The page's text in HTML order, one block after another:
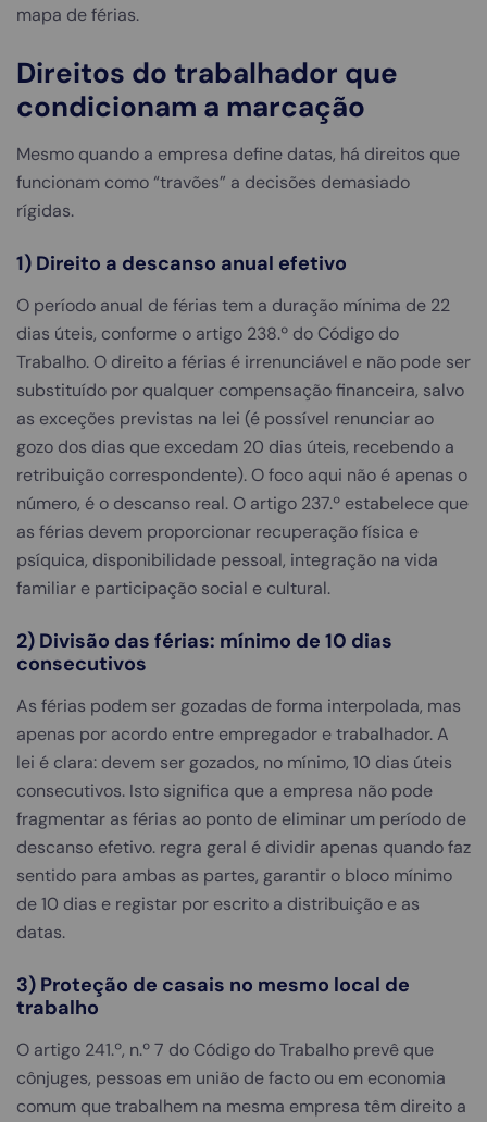
mapa de férias.
Direitos do trabalhador que
condicionam a marcação
Mesmo quando a empresa define datas, há direitos que
funcionam como “travões” a decisões demasiado
rígidas.
1) Direito a descanso anual efetivo
O período anual de férias tem a duração mínima de 22
dias úteis, conforme o artigo 238.º do Código do
Trabalho. O direito a férias é irrenunciável e não pode ser
substituído por qualquer compensação financeira, salvo
as exceções previstas na lei (é possível renunciar ao
gozo dos dias que excedam 20 dias úteis, recebendo a
retribuição correspondente). O foco aqui não é apenas o
número, é o descanso real. O artigo 237.º estabelece que
as férias devem proporcionar recuperação física e
psíquica, disponibilidade pessoal, integração na vida
familiar e participação social e cultural.
2) Divisão das férias: mínimo de 10 dias
consecutivos
As férias podem ser gozadas de forma interpolada, mas
apenas por acordo entre empregador e trabalhador. A
lei é clara: devem ser gozados, no mínimo, 10 dias úteis
consecutivos. Isto significa que a empresa não pode
fragmentar as férias ao ponto de eliminar um período de
descanso efetivo. regra geral é dividir apenas quando faz
sentido para ambas as partes, garantir o bloco mínimo
de 10 dias e registar por escrito a distribuição e as
datas.
3) Proteção de casais no mesmo local de
trabalho
O artigo 241.º, n.º 7 do Código do Trabalho prevê que
cônjuges, pessoas em união de facto ou em economia
comum que trabalhem na mesma empresa têm direito a